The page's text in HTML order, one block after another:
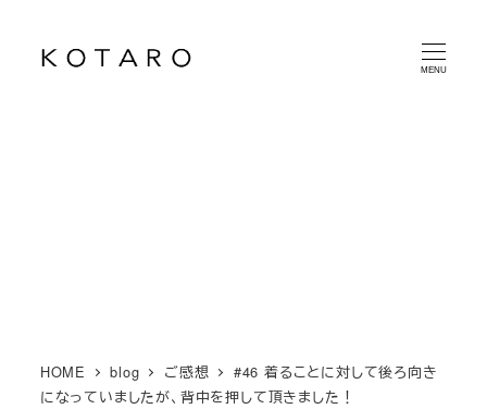
MENU
HOME blog ご感想
#46 着ることに対して後ろ向き
になっていましたが、背中を押して頂きました！